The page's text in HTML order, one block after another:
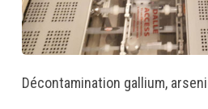
Décontamination gallium,